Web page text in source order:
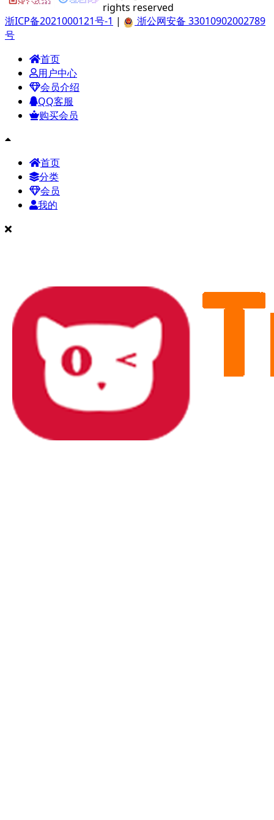
rights reserved
浙ICP备2021000121号-1 |
浙公网安备 33010902002789
号
首页
用户中心
会员介绍
QQ客服
购买会员
首页
分类
会员
我的